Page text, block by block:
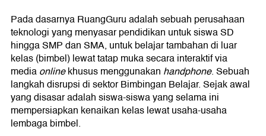
Pada dasarnya RuangGuru adalah sebuah perusahaan
teknologi yang menyasar pendidikan untuk siswa SD
hingga SMP dan SMA, untuk belajar tambahan di luar
kelas (bimbel) lewat tatap muka secara interaktif via
mediaonlinekhusus menggunakan handphone. Sebuah
langkah disrupsi di sektor Bimbingan Belajar. Sejak awal
yang disasar adalah siswa-siswa yang selama ini
mempersiapkan kenaikan kelas lewat usaha-usaha
lembaga bimbel.